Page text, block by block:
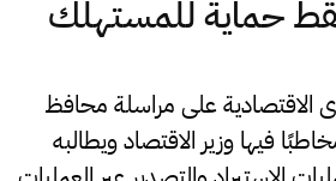
حمايةً للمستهلك
على مراسلة محافظ
فيها وزير الاقتصاد ويطالبه